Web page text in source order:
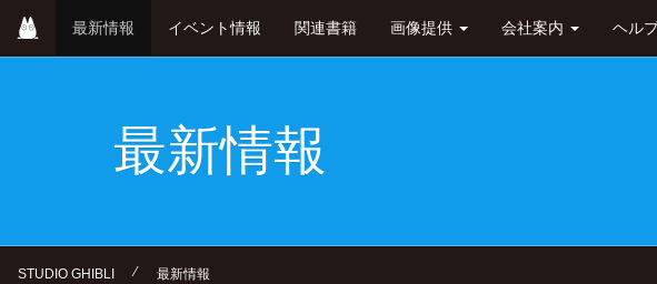
main
最新情報 イベント情報 関連書籍 画像提供 会社案内 ヘル
最新情報
STUDIO GHIBLI ⁄ 最新情報